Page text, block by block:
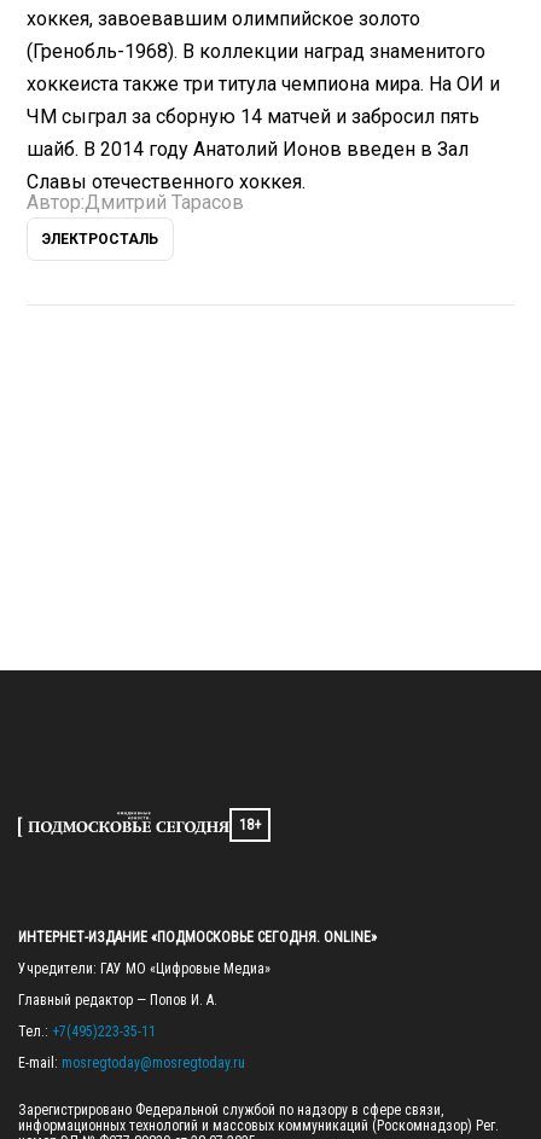
хоккея, завоевавшим олимпийское золото
(Гренобль-1968). В коллекции наград знаменитого
хоккеиста также три титула чемпиона мира. На ОИ и
ЧМ сыграл за сборную 14 матчей и забросил пять
шайб. В 2014 году Анатолий Ионов введен в Зал
Славы отечественного хоккея.
Автор:Дмитрий Тарасов
ЭЛЕКТРОСТАЛЬ
18+
ИНТЕРНЕТ-ИЗДАНИЕ «ПОДМОСКОВЬЕ СЕГОДНЯ. ONLINE»
Учредители: ГАУ МО «Цифровые Медиа»
Главный редактор — Попов И. А.
Тел.: +7(495)223-35-11
E-mail: mosregtoday@mosregtoday.ru
Зарегистрировано Федеральной службой по надзору в сфере связи,
информационных технологий и массовых коммуникаций (Роскомнадзор) Рег.